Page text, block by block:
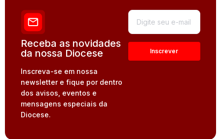
Receba as novidades
da nossa Diocese
Inscreva-se em nossa
newsletter e fique por dentro
dos avisos, eventos e
mensagens especiais da
Diocese.